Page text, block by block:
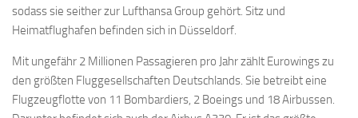
sodass sie seither zur Lufthansa Group gehört. Sitz und
Heimatflughafen befinden sich in Düsseldorf.
Mit ungefähr 2 Millionen Passagieren pro Jahr zählt Eurowings zu
den größten Fluggesellschaften Deutschlands. Sie betreibt eine
Flugzeugflotte von 11 Bombardiers, 2 Boeings und 18 Airbussen.